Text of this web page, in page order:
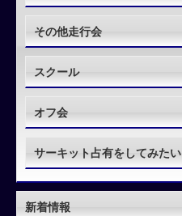
その他走行会
スクール
オフ会
サーキット占有をしてみたい
新着情報